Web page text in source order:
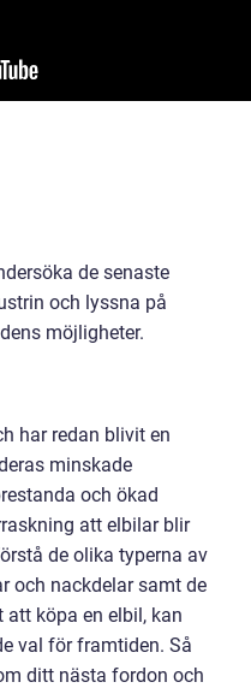
de senaste
och lyssna på
möjligheter.
har redan blivit en
minskade
och ökad
att elbilar blir
de olika typerna av
och nackdelar samt de
köpa en elbil, kan
val för framtiden. Så
ditt nästa fordon och